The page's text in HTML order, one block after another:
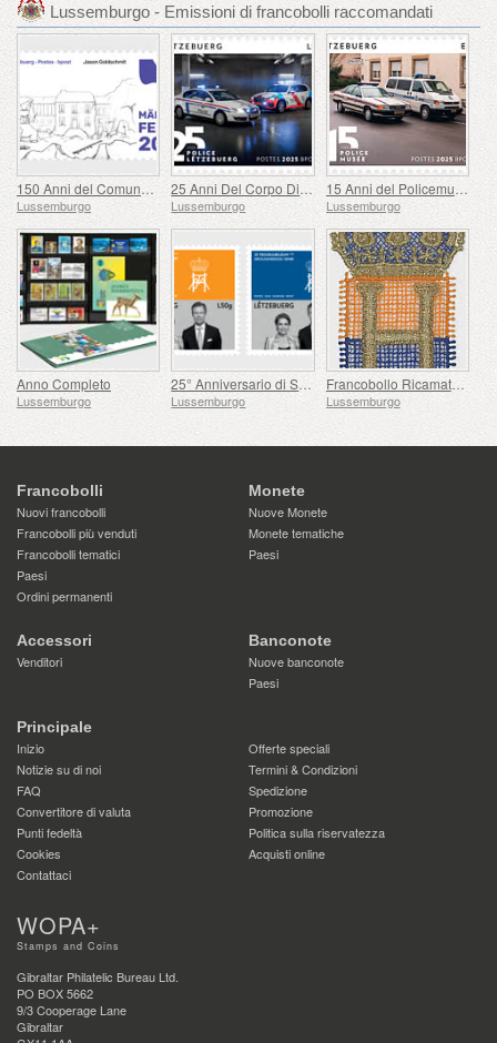
Lussemburgo - Emissioni di francobolli raccomandati
150 Anni del Comune di Mertzig
Lussemburgo
25 Anni Del Corpo Di Polizia Granducale
Lussemburgo
15 Anni del Policemusée
Lussemburgo
Anno Completo
Lussemburgo
25° Anniversario di Sua Altezza Reale il Granduca
Lussemburgo
Francobollo Ricamato - Ascesa al Trono di Henri
Lussemburgo
Francobolli
Nuovi francobolli
Francobolli più venduti
Francobolli tematici
Paesi
Ordini permanenti
Monete
Nuove Monete
Monete tematiche
Paesi
Accessori
Venditori
Banconote
Nuove banconote
Paesi
Principale
Inizio
Offerte speciali
Notizie su di noi
Termini & Condizioni
FAQ
Spedizione
Convertitore di valuta
Promozione
Punti fedeltà
Politica sulla riservatezza
Cookies
Acquisti online
Contattaci
WOPA+
Stamps and Coins
Gibraltar Philatelic Bureau Ltd.
PO BOX 5662
9/3 Cooperage Lane
Gibraltar